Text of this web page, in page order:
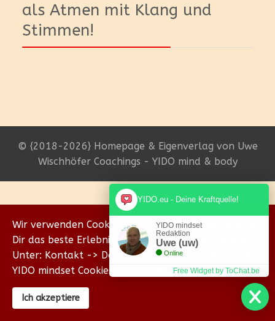
als Atmen mit Klang und
Stimmen!
© {2018-2026} Homepage & Eigenverlag von Uwe
Wischhöfer Coachings - YIDO mind & body
Wir verwenden Cookies, um sicherzustellen, dass wir
Dir das beste Erlebnis auf unserer Website bieten.
Unter: Kontakt -> Datenschutz erklären wir Dir, wie
YIDO mindset Cookies verwendet.
Ich akzeptiere
YIDO.eu - Deine Kraftquelle!
YIDO mindset
Redaktion
Uwe (uw)
Online
Free Widget by ToChat.be